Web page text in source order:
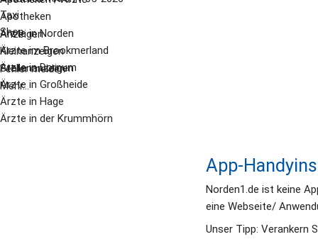
Taxi
Shop
Apotheken
Ärzte in Norden
Ärzte im Brookmerland
Ärzte in Dornum
Ärzte in Großheide
Ärzte in Hage
Ärzte in der Krummhörn
Anzeigen
Kleinanzeigen
Stellenanzeigen
Fehler melden
Mehr...
App-
Norden1.de ist keine
eine Webseite/
Unser Tipp: Verankern